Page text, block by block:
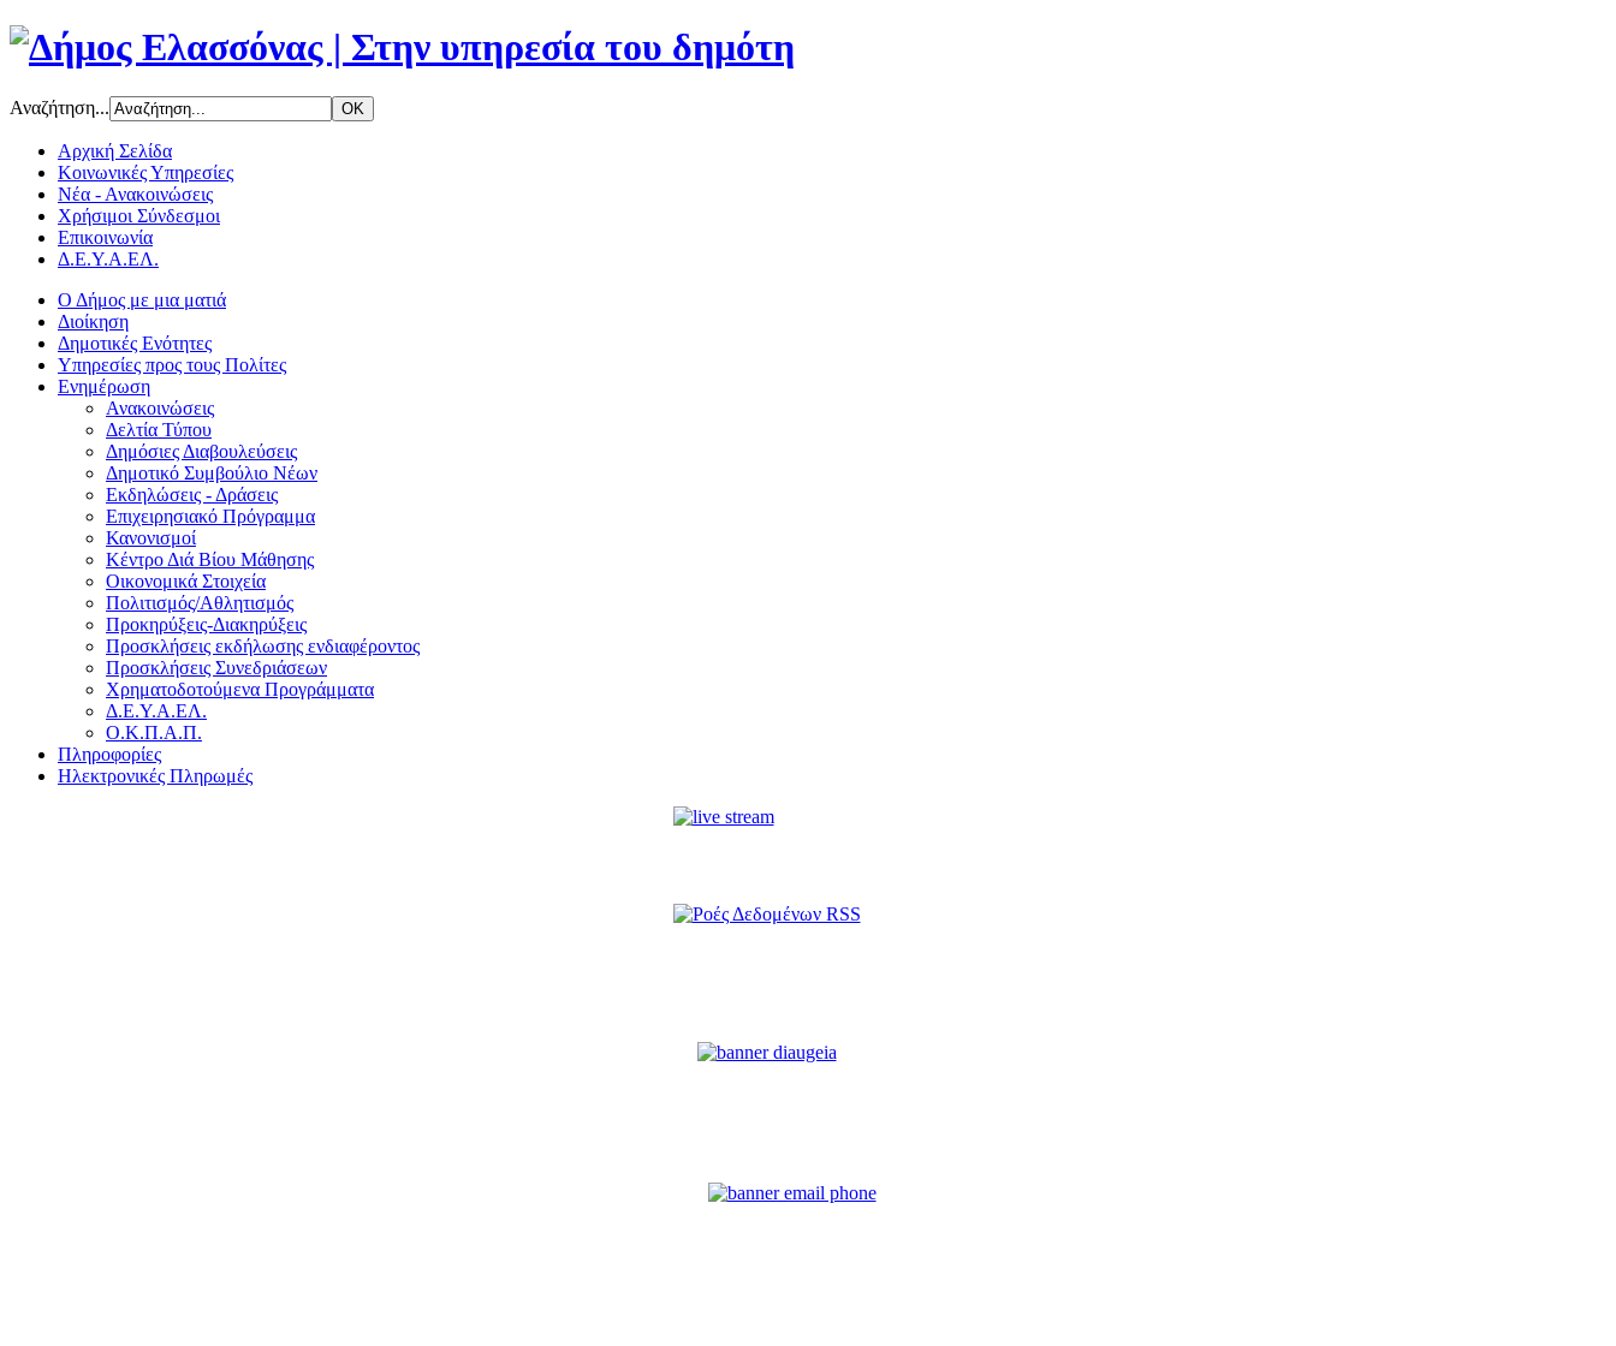
Αναζήτηση...
Αρχική Σελίδα
Κοινωνικές Υπηρεσίες
Νέα - Ανακοινώσεις
Χρήσιμοι Σύνδεσμοι
Επικοινωνία
Δ.Ε.Υ.Α.ΕΛ.
Ο Δήμος με μια ματιά
Διοίκηση
Δημοτικές Ενότητες
Υπηρεσίες προς τους Πολίτες
Ενημέρωση
Ανακοινώσεις
Δελτία Τύπου
Δημόσιες Διαβουλεύσεις
Δημοτικό Συμβούλιο Νέων
Εκδηλώσεις - Δράσεις
Επιχειρησιακό Πρόγραμμα
Κανονισμοί
Κέντρο Διά Βίου Μάθησης
Οικονομικά Στοιχεία
Πολιτισμός/Αθλητισμός
Προκηρύξεις-Διακηρύξεις
Προσκλήσεις εκδήλωσης ενδιαφέροντος
Προσκλήσεις Συνεδριάσεων
Χρηματοδοτούμενα Προγράμματα
Δ.Ε.Υ.Α.ΕΛ.
Ο.Κ.Π.Α.Π.
Πληροφορίες
Ηλεκτρονικές Πληρωμές